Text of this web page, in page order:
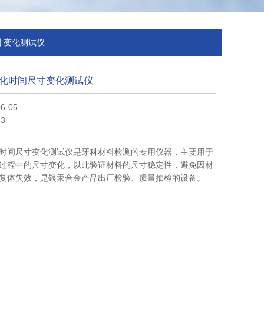
变化测试仪
时间尺寸变化测试仪
05
间尺寸变化测试仪是牙科材料检测的专用仪器，主要用于
程中的尺寸变化，以此验证材料的尺寸稳定性，避免因材
体失效，是银汞合金产品出厂检验、质量抽检的设备。